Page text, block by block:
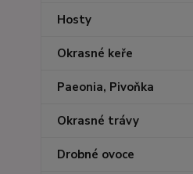
Hosty
Okrasné keře
Paeonia, Pivoňka
Okrasné trávy
Drobné ovoce